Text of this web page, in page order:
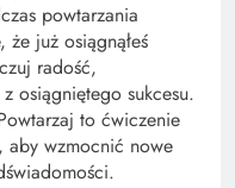
powtarzania
już osiągnąłeś
radość,
osiągniętego sukcesu.
to ćwiczenie
wzmocnić nowe